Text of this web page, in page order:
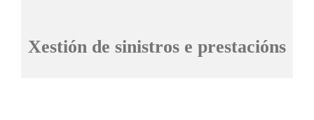
Xestión de sinistros e prestacións